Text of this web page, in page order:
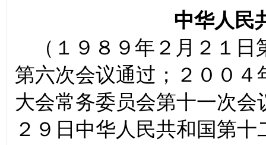
中华人民
（１９８９年２月２１
第六次会议通过；２００
大会常务委员会第十一次
２９日中华人民共和国第